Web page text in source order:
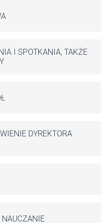
I SPOTKANIA, TAKŻE
DYREKTORA
NAUCZANIE